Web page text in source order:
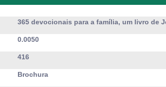
365 devocionais para a família, um livro de
0.0050
416
Brochura